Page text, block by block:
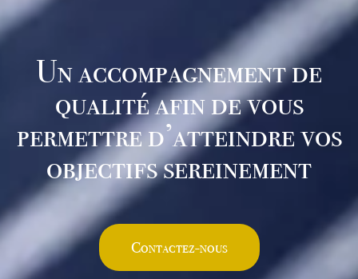
Un accompagnement de
qualité afin de vous
permettre d’atteindre vos
objectifs sereinement
Contactez-nous